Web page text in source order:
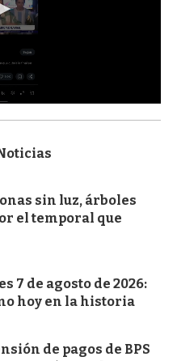
sin luz, árboles
el temporal que
7 de agosto de 2026:
hoy en la historia
de pagos de BPS